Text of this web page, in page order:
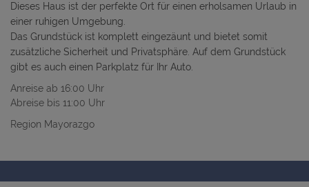
Dieses Haus ist der perfekte Ort für einen erholsamen Urlaub in
einer ruhigen Umgebung.
Das Grundstück ist komplett eingezäunt und bietet somit
zusätzliche Sicherheit und Privatsphäre. Auf dem Grundstück
gibt es auch einen Parkplatz für Ihr Auto.
Anreise ab 16:00 Uhr
Abreise bis 11:00 Uhr
Region Mayorazgo